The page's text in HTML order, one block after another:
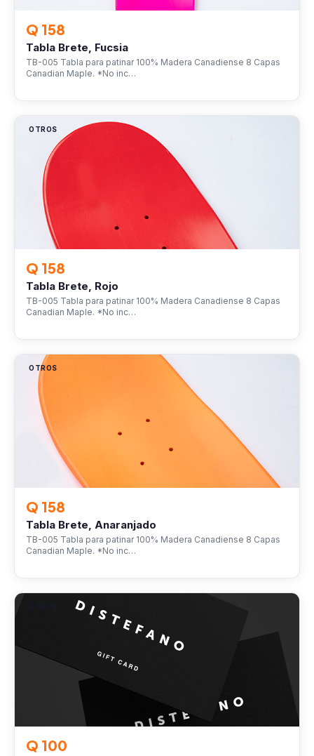
Q 158
Tabla Brete, Fucsia
TB-005 Tabla para patinar 100% Madera Canadiense 8 Capas
Canadian Maple. *No inc…
OTROS
Q 158
Tabla Brete, Rojo
TB-005 Tabla para patinar 100% Madera Canadiense 8 Capas
Canadian Maple. *No inc…
OTROS
Q 158
Tabla Brete, Anaranjado
TB-005 Tabla para patinar 100% Madera Canadiense 8 Capas
Canadian Maple. *No inc…
OTROS
Q 100